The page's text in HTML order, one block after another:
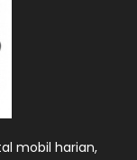
mobil harian,